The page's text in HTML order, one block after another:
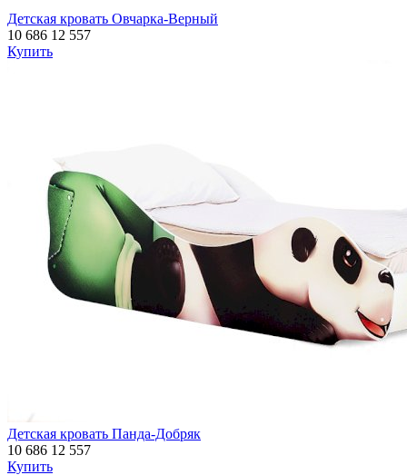
Детская кровать Овчарка-Верный
10 686 12 557
Купить
Детская кровать Панда-Добряк
10 686 12 557
Купить